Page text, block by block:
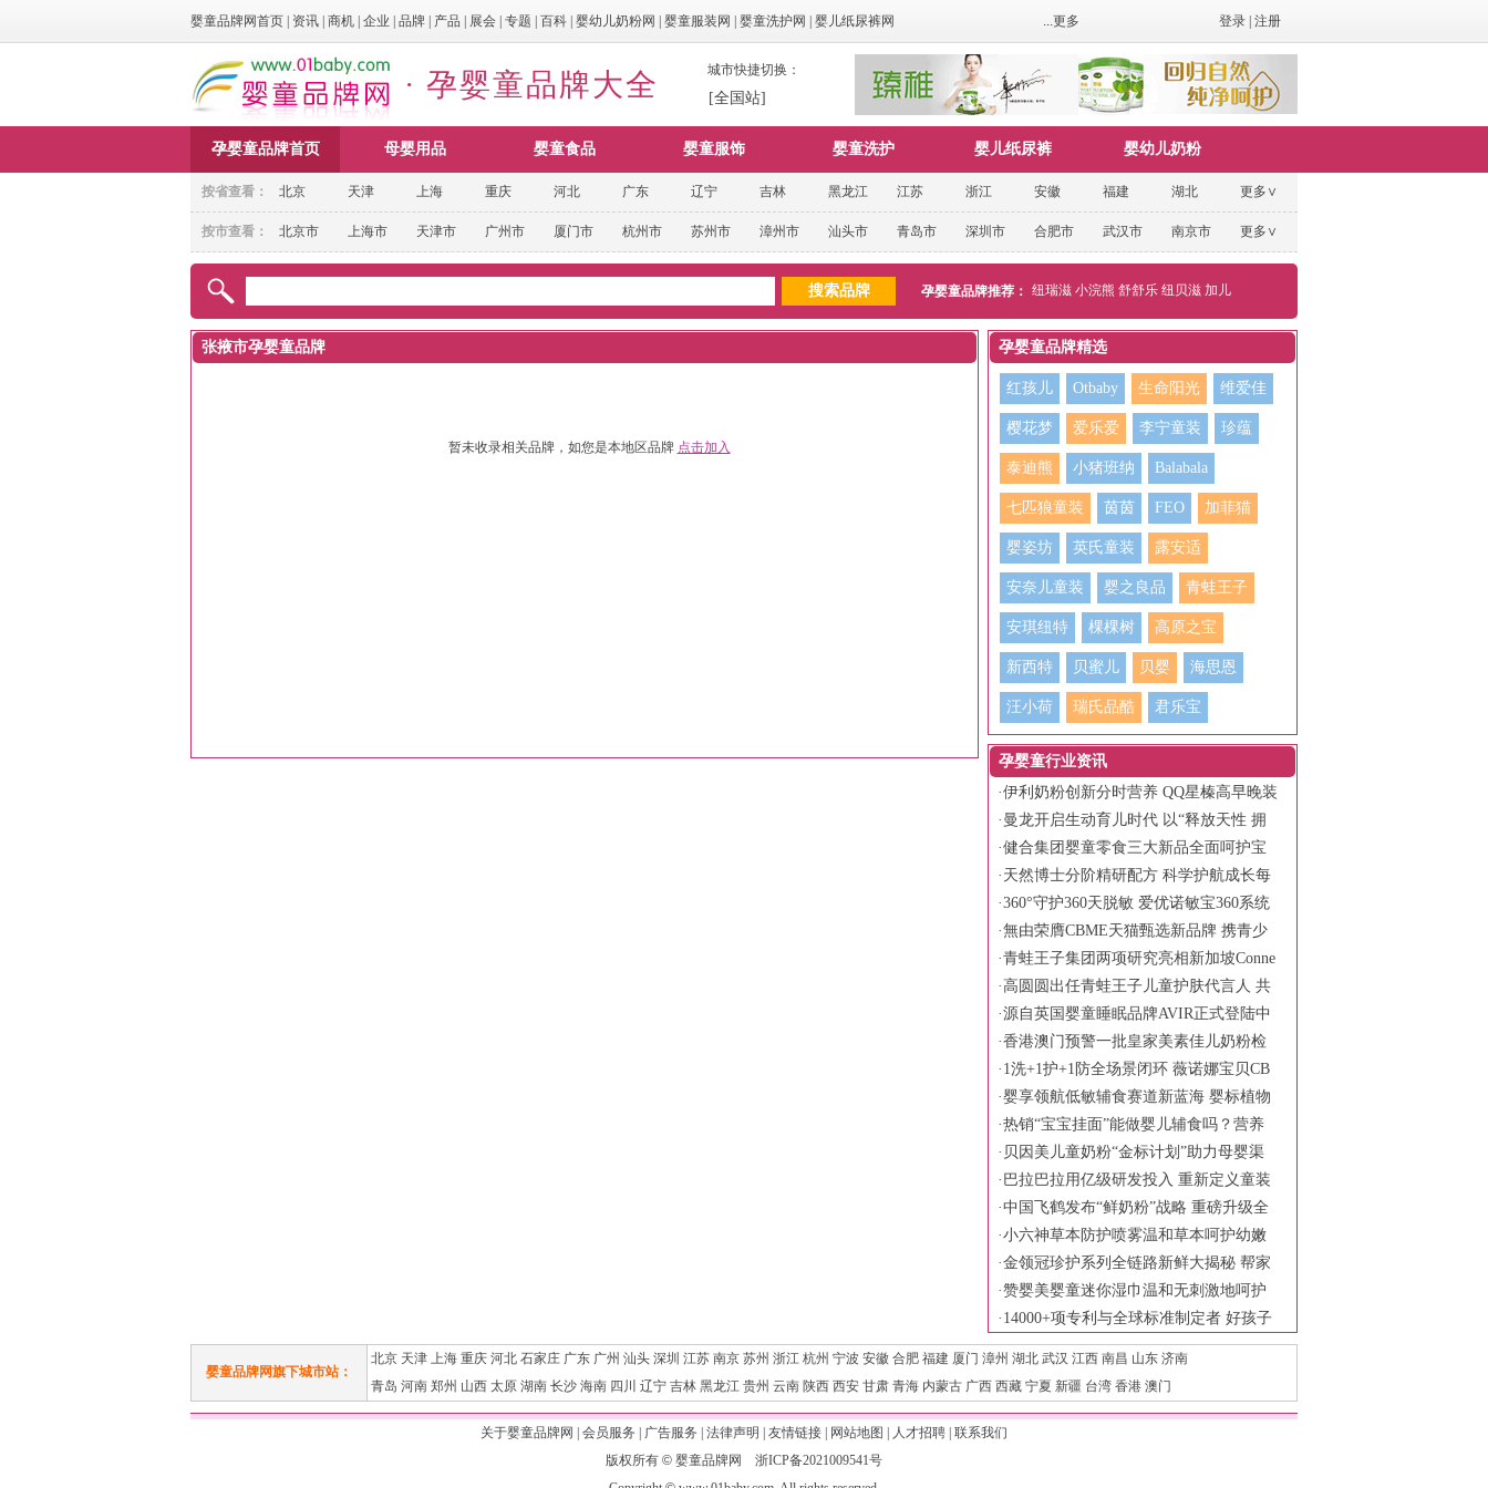
婴童品牌网首页 资讯 商机 企业 品牌 产品 展会 专题 百科 婴幼儿奶粉网 婴童服装网 婴童洗护网 婴儿纸尿裤网 ...更多 登录 注册
· 孕婴童品牌大全 城市快捷切换：
[全国站]
孕婴童品牌首页 母婴用品 婴童食品 婴童服饰 婴童洗护 婴儿纸尿裤 婴幼儿奶粉
北京 天津 上海 重庆 河北 广东 辽宁 吉林 黑龙江 江苏 浙江 安徽 福建 湖北 更多∨
按省查看：
北京市 上海市 天津市 广州市 厦门市 杭州市 苏州市 漳州市 汕头市 青岛市 深圳市 合肥市 武汉市 南京市 更多∨
按市查看：
孕婴童品牌推荐： 纽瑞滋 小浣熊 舒舒乐 纽贝滋 加儿
张掖市孕婴童品牌
暂未收录相关品牌，如您是本地区品牌 点击加入
孕婴童品牌精选
红孩儿 Otbaby 生命阳光 维爱佳
樱花梦 爱乐爱 李宁童装 珍蕴
泰迪熊 小猪班纳 Balabala
七匹狼童装 茵茵 FEO 加菲猫
婴姿坊 英氏童装 露安适
安奈儿童装 婴之良品 青蛙王子
安琪纽特 棵棵树 高原之宝
新西特 贝蜜儿 贝婴 海思恩
汪小荷 瑞氏品酷 君乐宝
孕婴童行业资讯
·伊利奶粉创新分时营养 QQ星榛高早晚装
守护儿童全天活力
· 曼龙开启生动育儿时代 以“释放天性 拥
抱生动”书写品牌新篇章
·健合集团婴童零食三大新品全面呵护宝
宝健康成长
· 天然博士分阶精研配方 科学护航成长每
一程
·360°守护360天脱敏 爱优诺敏宝360系统
化低敏营养方案
·無由荣膺CBME天猫甄选新品牌 携青少
年面护霸榜产品亮相
·青蛙王子集团两项研究亮相新加坡Conne
x-C Asia旗舰科学会议
· 高圆圆出任青蛙王子儿童护肤代言人 共
同诠释慢慢长大更强大的育儿主张
·源自英国婴童睡眠品牌AVIR正式登陆中
国市场
·香港澳门预警一批皇家美素佳儿奶粉检
出铅超标 品牌方称符合食品安全标准
· 1洗+1护+1防全场景闭环 薇诺娜宝贝CB
ME展现婴童护理新范式
·婴享领航低敏辅食赛道新蓝海 婴标植物
奶米布丁树立行业安全新标杆
·热销“宝宝挂面”能做婴儿辅食吗？营养
针真均衡？
· 贝因美儿童奶粉“金标计划”助力母婴渠
道破局
· 巴拉巴拉用亿级研发投入 重新定义童装
产品力
·中国飞鹤发布“鲜奶粉”战略 重磅升级全
链鲜活守护六大保障
·小六神草本防护喷雾温和草本呵护幼嫩
肌肤 科学陪伴宝宝舒适度夏
·金领冠珍护系列全链路新鲜大揭秘 帮家
长一次性选对新鲜好奶源
·赞婴美婴童迷你湿巾温和无刺激地呵护
宝宝的肌肤
· 14000+项专利与全球标准制定者 好孩子
如何定义新生儿护脊出行
婴童品牌网旗下城市站：
北京 天津 上海 重庆 河北 石家庄 广东 广州 汕头 深圳 江苏 南京 苏州 浙江 杭州 宁波 安徽 合肥 福建 厦门 漳州 湖北 武汉 江西 南昌 山东 济南
青岛 河南 郑州 山西 太原 湖南 长沙 海南 四川 辽宁 吉林 黑龙江 贵州 云南 陕西 西安 甘肃 青海 内蒙古 广西 西藏 宁夏 新疆 台湾 香港 澳门
关于婴童品牌网 会员服务 广告服务 法律声明 友情链接 网站地图 人才招聘 联系我们
版权所有 © 婴童品牌网 浙ICP备2021009541号